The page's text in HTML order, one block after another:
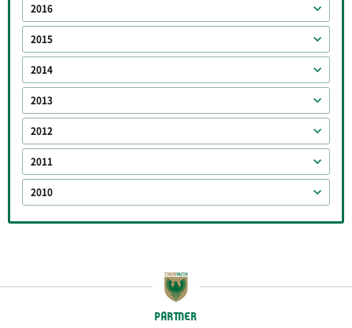
2016
2015
2014
2013
2012
2011
2010
PARTNER